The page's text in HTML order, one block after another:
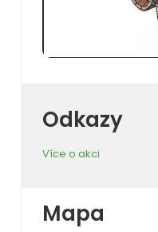
Odkazy
Více o akci
Mapa